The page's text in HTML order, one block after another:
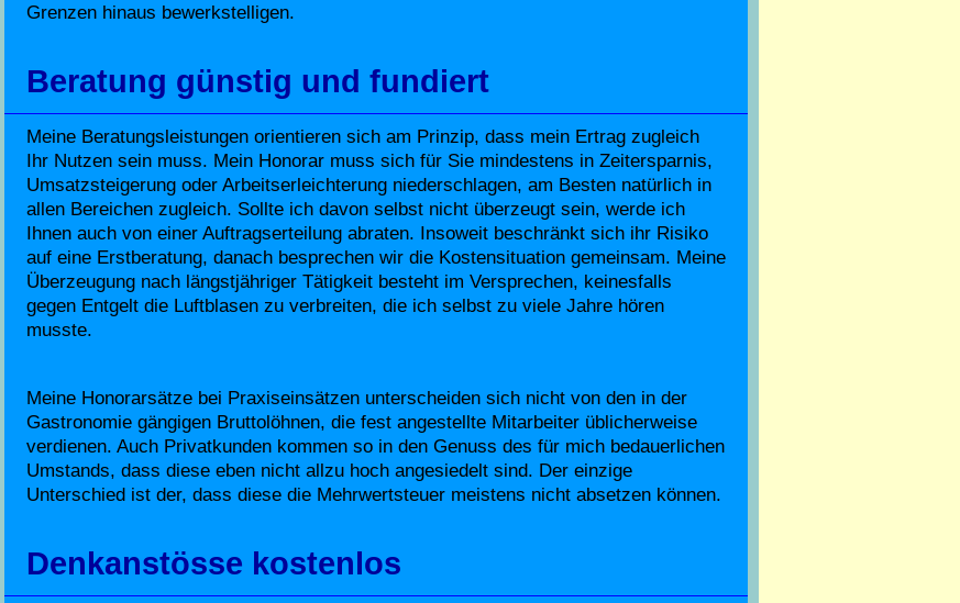
Grenzen hinaus bewerkstelligen.
Beratung günstig und fundiert
Meine Beratungsleistungen orientieren sich am Prinzip, dass mein Ertrag zugleich
Ihr Nutzen sein muss. Mein Honorar muss sich für Sie mindestens in Zeitersparnis,
Umsatzsteigerung oder Arbeitserleichterung niederschlagen, am Besten natürlich in
allen Bereichen zugleich. Sollte ich davon selbst nicht überzeugt sein, werde ich
Ihnen auch von einer Auftragserteilung abraten. Insoweit beschränkt sich ihr Risiko
auf eine Erstberatung, danach besprechen wir die Kostensituation gemeinsam. Meine
Überzeugung nach längstjähriger Tätigkeit besteht im Versprechen, keinesfalls
gegen Entgelt die Luftblasen zu verbreiten, die ich selbst zu viele Jahre hören
musste.
Meine Honorarsätze bei Praxiseinsätzen unterscheiden sich nicht von den in der
Gastronomie gängigen Bruttolöhnen, die fest angestellte Mitarbeiter üblicherweise
verdienen. Auch Privatkunden kommen so in den Genuss des für mich bedauerlichen
Umstands, dass diese eben nicht allzu hoch angesiedelt sind. Der einzige
Unterschied ist der, dass diese die Mehrwertsteuer meistens nicht absetzen können.
Denkanstösse kostenlos